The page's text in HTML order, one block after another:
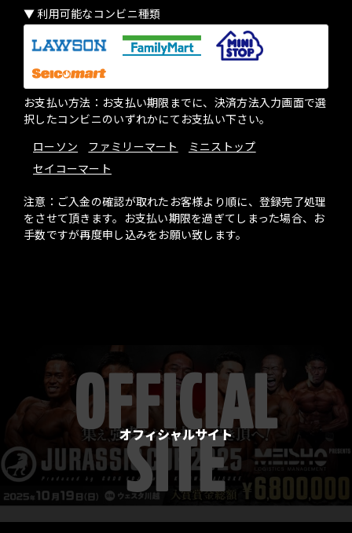
利用可能なコンビニ種類
お支払い方法：お支払い期限までに、決済方法入力画面で選
択したコンビニのいずれかにてお支払い下さい。
ローソン
ファミリーマート
ミニストップ
セイコーマート
注意：ご入金の確認が取れたお客様より順に、登録完了処理
をさせて頂きます。お支払い期限を過ぎてしまった場合、お
手数ですが再度申し込みをお願い致します。
OFFICIAL
SITE
オフィシャルサイト